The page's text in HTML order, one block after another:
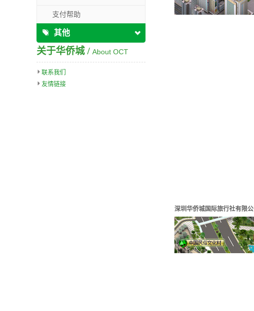
支付帮助
其他
关于华侨城 / About OCT
联系我们
友情链接
深圳华侨城国际旅行社有限